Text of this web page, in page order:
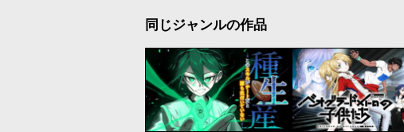
同じジャンルの作品